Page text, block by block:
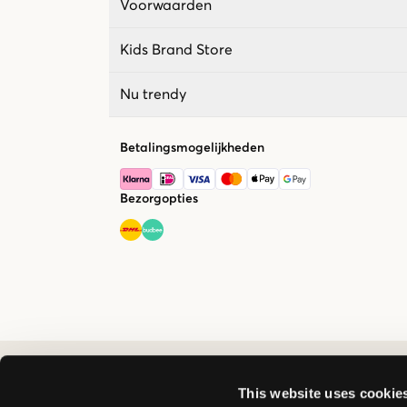
This website uses
Voorwaarden
Kids Brand Store
Nu trendy
Betalingsmogelijkheden
Bezorgopties